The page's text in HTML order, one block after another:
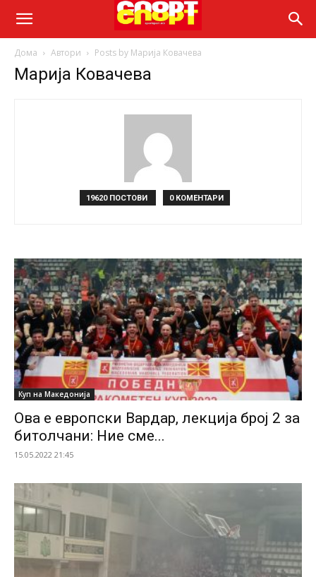
Дома Автори Posts by Марија Ковачева
Марија Ковачева
19620 ПОСТОВИ 0 КОМЕНТАРИ
Куп на Македонија
Ова е европски Вардар, лекција број 2 за
битолчани: Ние сме...
15.05.2022 21:45